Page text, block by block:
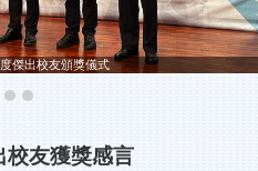
傑出校友頒獎儀式
校友獲獎感言